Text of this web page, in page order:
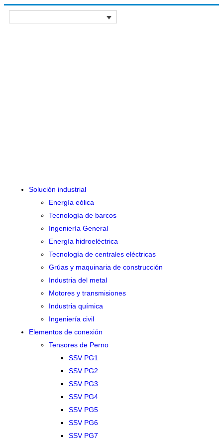
Solución industrial
Energía eólica
Tecnología de barcos
Ingeniería General
Energía hidroeléctrica
Tecnología de centrales eléctricas
Grúas y maquinaria de construcción
Industria del metal
Motores y transmisiones
Industria química
Ingeniería civil
Elementos de conexión
Tensores de Perno
SSV PG1
SSV PG2
SSV PG3
SSV PG4
SSV PG5
SSV PG6
SSV PG7